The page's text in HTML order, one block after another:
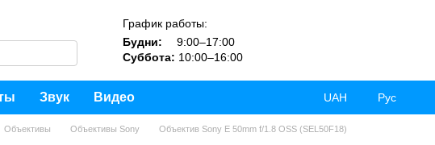
График работы:
Будни:
9:00–17:00
Суббота: 10:00–16:00
Звук Видео UAH Рус
Объективы Объективы Sony Объектив Sony E 50mm f/1.8 OSS (SEL50F18)